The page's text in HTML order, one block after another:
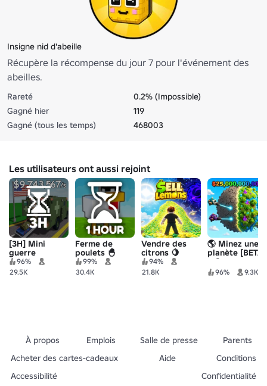
Insigne nid d'abeille
Récupère la récompense du jour 7 pour l'événement des
abeilles.
Rareté
0.2% (Impossible)
Gagné hier
119
Gagné (tous les temps)
468003
Les utilisateurs ont aussi rejoint
[3H] Mini
guerre
96%
29.5K
Ferme de
poulets 🐣
99%
30.4K
Vendre des
citrons 🍋
94%
21.8K
🌎 Minez une
planète [BETA
10]
96% 9.3K
À propos Emplois Salle de presse
Parents
Acheter des cartes-cadeaux
Aide
Conditions
Accessibilité
Confidentialité